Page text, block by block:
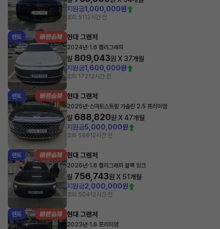
지원금1,000,000원
조회 51 12시간 전
렌트 현대 그랜저
2024년·1.6 캘리그래피
월 809,043원 X 37개월
지원금1,600,000원
조회 17212시간 전
렌트 현대 그랜저
2025년·스마트스트림 가솔린 2.5 프리미엄
월 688,820원 X47개월
지원금5,000,000원
조회 56612시간 전
렌트 현대 그랜저
2026년·1.6 캘리그래피 블랙 잉크
월 756,743원 X 51개월
지원금2,000,000원
조회 50412시간 전
렌트 현대 그랜저
2023년·1.6 프리미엄